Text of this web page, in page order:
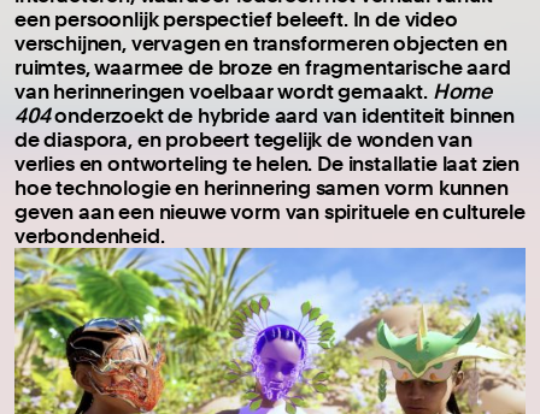
een persoonlijk perspectief beleeft. In de video
verschijnen, vervagen en transformeren objecten en
ruimtes, waarmee de broze en fragmentarische aard
van herinneringen voelbaar wordt gemaakt. Home
404onderzoekt de hybride aard van identiteit binnen
de diaspora, en probeert tegelijk de wonden van
verlies en ontworteling te helen. De installatie laat zien
hoe technologie en herinnering samen vorm kunnen
geven aan een nieuwe vorm van spirituele en culturele
verbondenheid.